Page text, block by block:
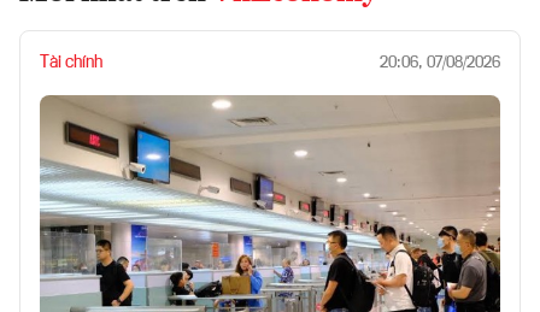
Tài chính 20:06, 07/08/2026